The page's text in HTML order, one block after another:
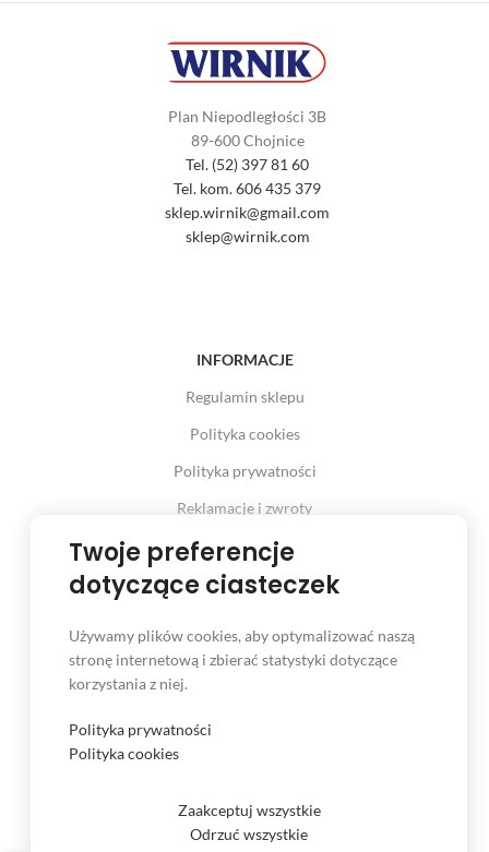
Plan Niepodległości 3B
89-600 Chojnice
Tel. (52) 397 81 60
Tel. kom. 606 435 379
sklep.wirnik@gmail.com
sklep@wirnik.com
INFORMACJE
Regulamin sklepu
Polityka cookies
Polityka prywatności
Reklamacje i zwroty
Prawo odstąpienia od umowy
INFORMACJE
Czas i koszt dostawy
Formy płatności
Twoje preferencje
dotyczące ciasteczek
Używamy plików cookies, aby optymalizować naszą
stronę internetową i zbierać statystyki dotyczące
korzystania z niej.
Polityka prywatności
Polityka cookies
Zaakceptuj wszystkie
Odrzuć wszystkie